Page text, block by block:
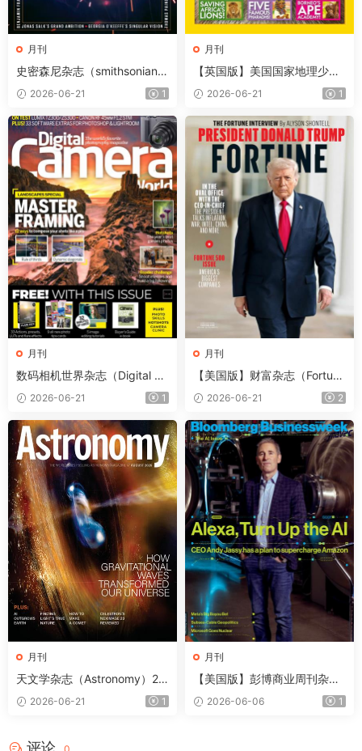
月刊
史密森尼杂志（smithsonian）
2026年夏季刊
2026-06-21 1
月刊
【英国版】美国国家地理少儿
版（National Geographic Kid
s）第257期
2026-06-21 1
月刊
数码相机世界杂志（Digital Ca
mera World）2026年7月
2026-06-21 1
月刊
【美国版】财富杂志（Fortun
e）2026年6-7月
2026-06-21 2
月刊
天文学杂志（Astronomy）20
26年8月
2026-06-21 1
月刊
【美国版】彭博商业周刊杂志
（Bloomberg Businesswee
k）2026年6月
2026-06-06 1
评论